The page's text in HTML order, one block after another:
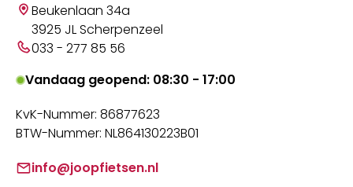
Beukenlaan 34a
3925 JL Scherpenzeel
033 - 277 85 56
Vandaag geopend: 08:30 - 17:00
KvK-Nummer: 86877623
BTW-Nummer: NL864130223B01
info@joopfietsen.nl